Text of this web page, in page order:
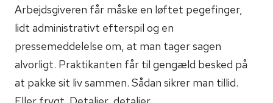
Arbejdsgiveren får måske en løftet pegefinger,
lidt administrativt efterspil og en
pressemeddelelse om, at man tager sagen
alvorligt. Praktikanten får til gengæld besked på
at pakke sit liv sammen. Sådan sikrer man tillid.